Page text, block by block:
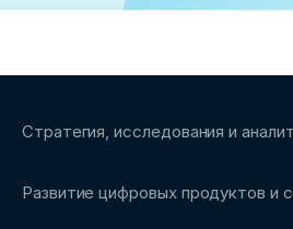
Стратегия, исследования и
Обзоры рынка и аналитические
Развитие цифровых продуктов и